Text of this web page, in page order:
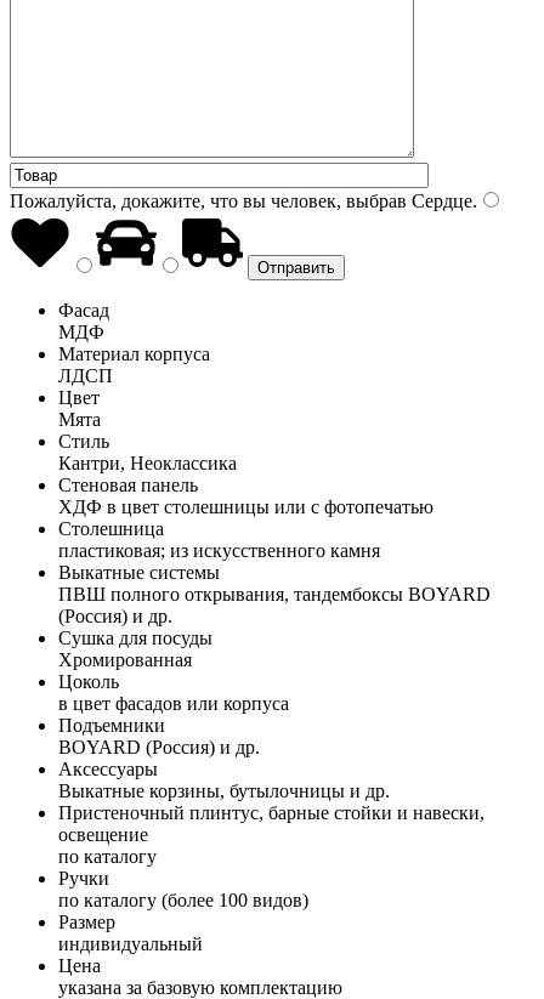
Пожалуйста, докажите, что вы человек, выбрав Сердце.
Фасад
МДФ
Материал корпуса
ЛДСП
Цвет
Мята
Стиль
Кантри, Неоклассика
Стеновая панель
ХДФ в цвет столешницы или с фотопечатью
Столешница
пластиковая; из искусственного камня
Выкатные системы
ПВШ полного открывания, тандембоксы BOYARD
(Россия) и др.
Сушка для посуды
Хромированная
Цоколь
в цвет фасадов или корпуса
Подъемники
BOYARD (Россия) и др.
Аксессуары
Выкатные корзины, бутылочницы и др.
Пристеночный плинтус, барные стойки и навески,
освещение
по каталогу
Ручки
по каталогу (более 100 видов)
Размер
индивидуальный
Цена
указана за базовую комплектацию